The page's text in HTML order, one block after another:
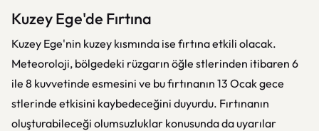
Kuzey Ege'de Fırtına
Kuzey Ege'nin kuzey kısmında ise fırtına etkili olacak.
Meteoroloji, bölgedeki rüzgarın öğle stlerinden itibaren 6
ile 8 kuvvetinde esmesini ve bu fırtınanın 13 Ocak gece
stlerinde etkisini kaybedeceğini duyurdu. Fırtınanın
oluşturabileceği olumsuzluklar konusunda da uyarılar